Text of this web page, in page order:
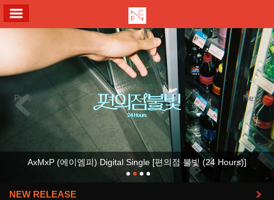
Previous Next
AxMxP (에이엠피) Digital Single [편의점 불빛 (24 Hours)]
NEW RELEASE 더보기